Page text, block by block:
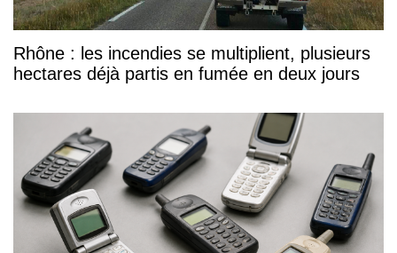
Rhône : les incendies se multiplient, plusieurs
hectares déjà partis en fumée en deux jours